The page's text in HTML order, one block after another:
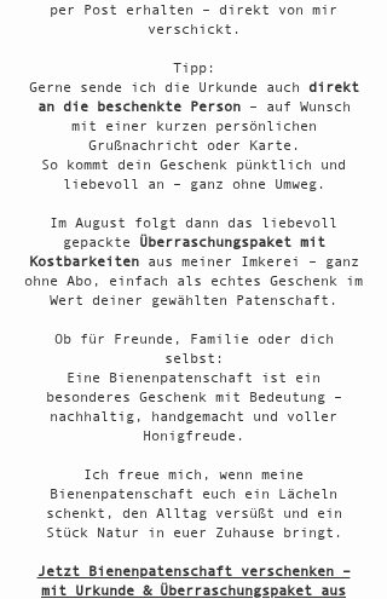
per Post erhalten – direkt von mir
verschickt.
Tipp:
Gerne sende ich die Urkunde auch direkt
an die beschenkte Person– auf Wunsch
mit einer kurzen persönlichen
Grußnachricht oder Karte.
So kommt dein Geschenk pünktlich und
liebevoll an – ganz ohne Umweg.
Im August folgt dann das liebevoll
gepackte Überraschungspaket mit
Kostbarkeitenaus meiner Imkerei – ganz
ohne Abo, einfach als echtes Geschenk im
Wert deiner gewählten Patenschaft.
Ob für Freunde, Familie oder dich
selbst:
Eine Bienenpatenschaft ist ein
besonderes Geschenk mit Bedeutung –
nachhaltig, handgemacht und voller
Honigfreude.
Ich freue mich, wenn meine
Bienenpatenschaft euch ein Lächeln
schenkt, den Alltag versüßt und ein
Stück Natur in euer Zuhause bringt.
Jetzt Bienenpatenschaft verschenken –
mit Urkunde & Überraschungspaket aus